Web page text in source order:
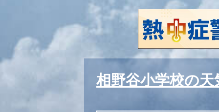
相野谷小学校の天